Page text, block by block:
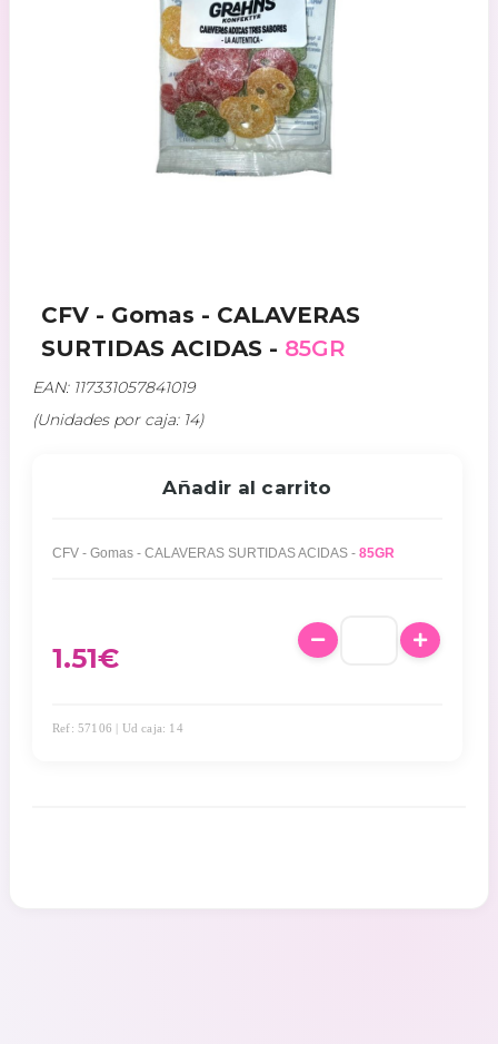
CFV - Gomas - CALAVERAS
SURTIDAS ACIDAS - 85GR
EAN: 117331057841019
(Unidades por caja: 14)
Añadir al carrito
CFV - Gomas - CALAVERAS SURTIDAS ACIDAS - 85GR
1.51€
Ref: 57106 | Ud caja: 14